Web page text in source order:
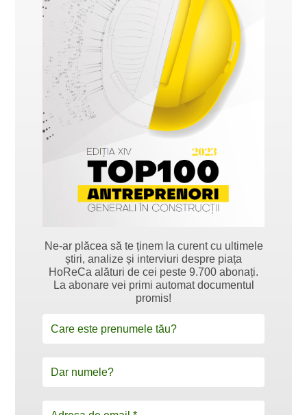
Ne-ar plăcea să te ținem la curent cu ultimele
știri, analize și interviuri despre piața
HoReCa alături de cei peste 9.700 abonați.
La abonare vei primi automat documentul
promis!